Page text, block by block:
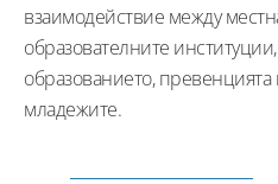
взаимодействие между
образователните
образованието,
младежите.